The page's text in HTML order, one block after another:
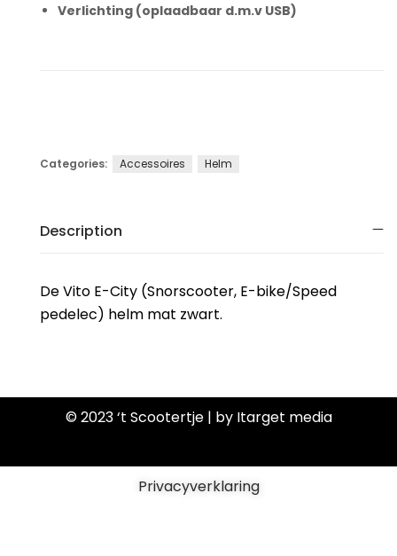
Verlichting (oplaadbaar d.m.v USB)
Categories: Accessoires Helm
Description
De Vito E-City (Snorscooter, E-bike/Speed
pedelec) helm mat zwart.
© 2023 ‘t Scootertje | by Itarget media
Privacyverklaring